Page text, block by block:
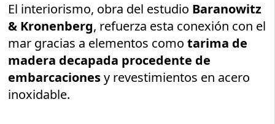
El interiorismo, obra del estudio Baranowitz
& Kronenberg, refuerza esta conexión con el
mar gracias a elementos comotarima de
madera decapada procedente de
embarcacionesy revestimientos en acero
inoxidable.